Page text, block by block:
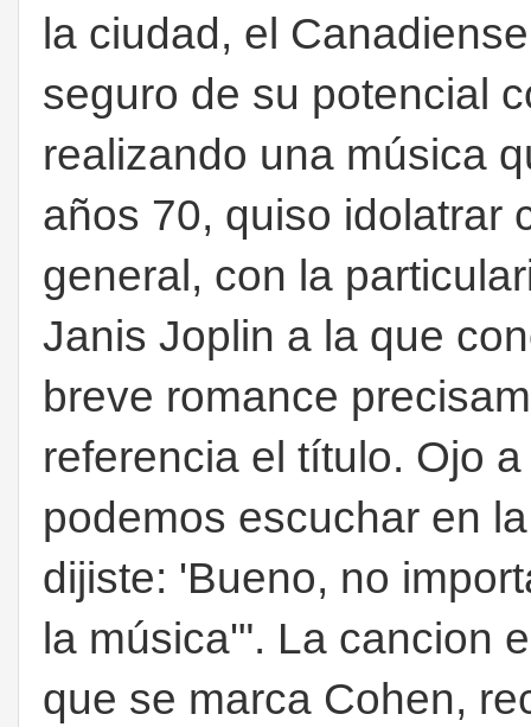
la ciudad, el
seguro de su potencial
realizando una música
años 70, quiso idolatrar
general, con la
Janis Joplin a la que
breve romance
referencia el título. Ojo
podemos escuchar en
dijiste: 'Bueno, no
la música'". La cancion
que se marca Cohen,